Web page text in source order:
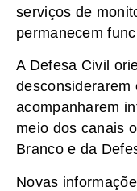
serviços de
permanecem
A Defesa Civil
desconsiderarem
acompanharem
meio dos canais
Branco e da
Novas